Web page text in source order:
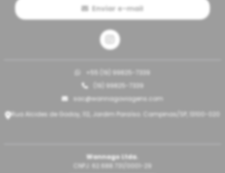
Enviar e-mail
+55 (19) 99825-7339
(19) 99825-7339
sac@wannagoviagens.com
Rua Alcides de Godoy, 112, Jardim Paraíso. Campinas/SP, 13100-020
Wannago Ltda.
CNPJ: 62.688.731/0001-29